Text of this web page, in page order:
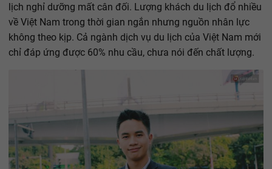
lịch nghỉ dưỡng mất cân đối. Lượng khách du lịch đổ nhiều
về Việt Nam trong thời gian ngắn nhưng nguồn nhân lực
không theo kịp. Cả ngành dịch vụ du lịch của Việt Nam mới
chỉ đáp ứng được 60% nhu cầu, chưa nói đến chất lượng.